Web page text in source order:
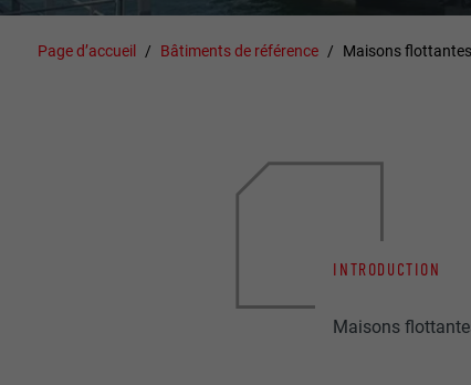
Page d’accueil Bâtiments de référence Maisons
INTRODUCTION
Maisons